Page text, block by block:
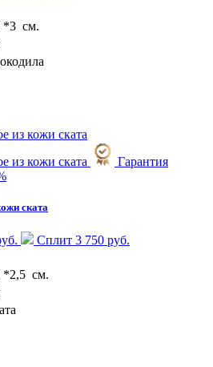
*3 см.
Гарантия
ската
Сплит 3 750 руб.
*2,5 см.